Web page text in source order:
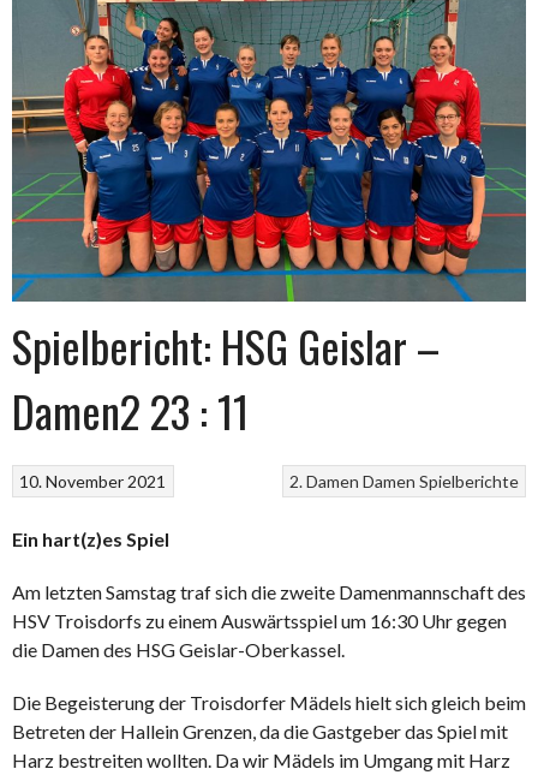
Spielbericht: HSG Geislar –
Damen2 23 : 11
2. Damen Damen Spielberichte
10. November 2021
Ein hart(z)es Spiel
Am letzten Samstag traf sich die zweite Damenmannschaft des
HSV Troisdorfs zu einem Auswärtsspiel um 16:30 Uhr gegen
die Damen des HSG Geislar-Oberkassel.
Die Begeisterung der Troisdorfer Mädels hielt sich gleich beim
Betreten der Hallein Grenzen, da die Gastgeber das Spiel mit
Harz bestreiten wollten. Da wir Mädels im Umgang mit Harz